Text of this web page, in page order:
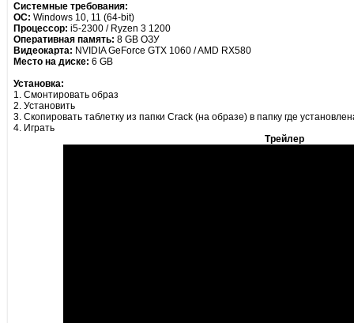
Системные требования:
ОС: Windows 10, 11 (64-bit)
Процессор: i5-2300 / Ryzen 3 1200
Оперативная память: 8 GB ОЗУ
Видеокарта: NVIDIA GeForce GTX 1060 / AMD RX580
Место на диске: 6 GB
Установка:
1. Смонтировать образ
2. Установить
3. Скопировать таблетку из папки Crack (на образе) в папку где
4. Играть
Трейлер